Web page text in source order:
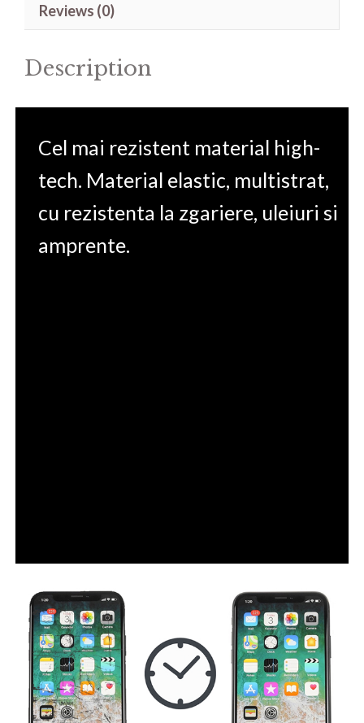
17.3'
Reviews (0)
Description
Cel mai rezistent material high-
tech. Material elastic, multistrat,
cu rezistenta la zgariere, uleiuri si
amprente.